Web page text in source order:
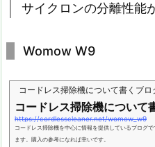
サイクロンの分離性能
Womow W9
コードレス掃除機について書くブロ
コードレス掃除機について
https://cordlesscleaner.net/womow_w9
コードレス掃除機を中心に情報を提供しているブログ
ます。購入の参考になれば幸いです。